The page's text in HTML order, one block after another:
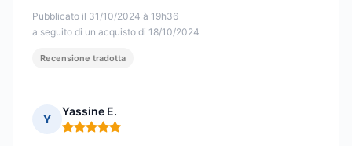
Pubblicato il 31/10/2024 à 19h36
a seguito di un acquisto di 18/10/2024
Recensione tradotta
Y
Yassine E.
Nota: 5 su 5